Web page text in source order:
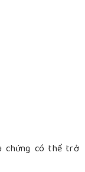
chứng có thể trở